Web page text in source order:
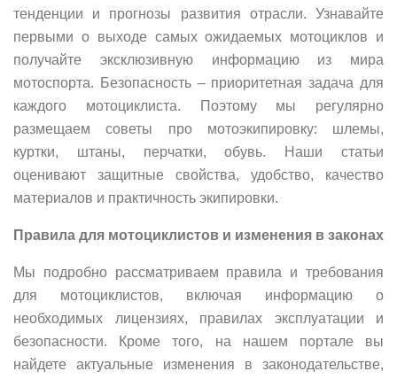
тенденции и прогнозы развития отрасли. Узнавайте
первыми о выходе самых ожидаемых мотоциклов и
получайте эксклюзивную информацию из мира
мотоспорта. Безопасность – приоритетная задача для
каждого мотоциклиста. Поэтому мы регулярно
размещаем советы про мотоэкипировку: шлемы,
куртки, штаны, перчатки, обувь. Наши статьи
оценивают защитные свойства, удобство, качество
материалов и практичность экипировки.
Правила для мотоциклистов и изменения в законах
Мы подробно рассматриваем правила и требования
для мотоциклистов, включая информацию о
необходимых лицензиях, правилах эксплуатации и
безопасности. Кроме того, на нашем портале вы
найдете актуальные изменения в законодательстве,